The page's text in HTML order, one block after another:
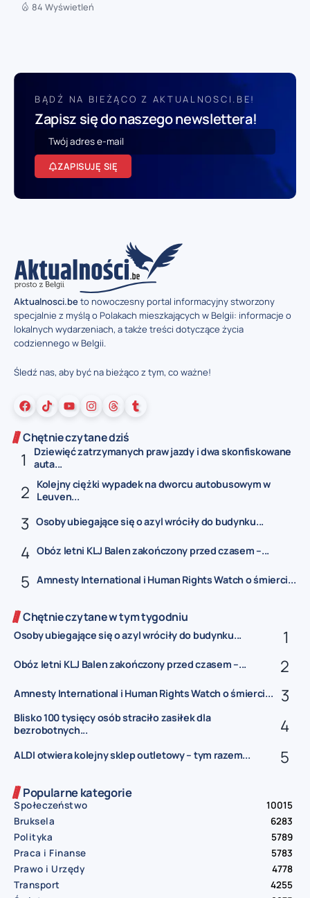
84 Wyświetleń
BĄDŹ NA BIEŻĄCO Z AKTUALNOSCI.BE!
Zapisz się do naszego newslettera!
ZAPISUJĘ SIĘ
Aktualnosci.beto nowoczesny portal informacyjny stworzony
specjalnie z myślą o Polakach mieszkających w Belgii: informacje o
lokalnych wydarzeniach, a także treści dotyczące życia
codziennego w Belgii.
Śledź nas, aby być na bieżąco z tym, co ważne!
Chętnie czytane dziś
Dziewięć zatrzymanych praw jazdy i dwa skonfiskowane
auta...
Kolejny ciężki wypadek na dworcu autobusowym w
Leuven...
Osoby ubiegające się o azyl wróciły do budynku...
Obóz letni KLJ Balen zakończony przed czasem –...
Amnesty International i Human Rights Watch o śmierci...
Chętnie czytane w tym tygodniu
Osoby ubiegające się o azyl wróciły do budynku...
Obóz letni KLJ Balen zakończony przed czasem –...
Amnesty International i Human Rights Watch o śmierci...
Blisko 100 tysięcy osób straciło zasiłek dla
bezrobotnych...
ALDI otwiera kolejny sklep outletowy – tym razem...
Popularne kategorie
Społeczeństwo
10015
Bruksela
6283
Polityka
5789
Praca i Finanse
5783
Prawo i Urzędy
4778
Transport
4255